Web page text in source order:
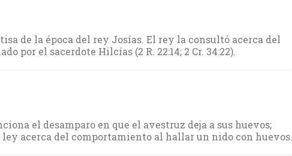
de la época del rey Josías. El rey la consultó acerca del
por el sacerdote Hilcías (2 R. 22:14; 2 Cr. 34:22).
el desamparo en que el avestruz deja a sus huevos;
ley acerca del comportamiento al hallar un nido con huevos.